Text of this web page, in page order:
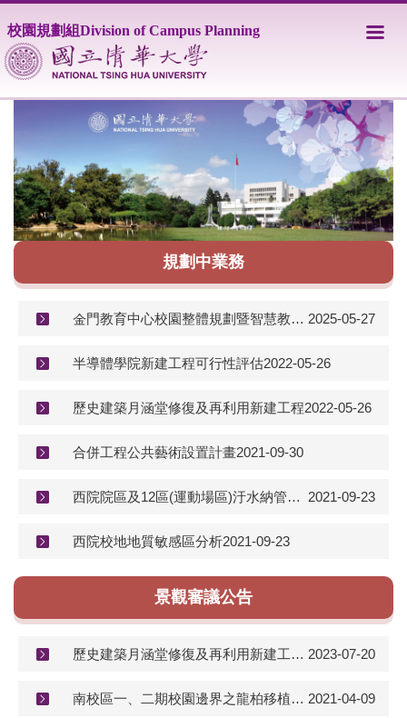
到
主
要
校園規劃組Division of Campus Planning
規劃中業務
金門教育中心校園整體規劃暨智慧教學大樓可行性評估 2025-05-27
半導體學院新建工程可行性評估2022-05-26
歷史建築月涵堂修復及再利用新建工程2022-05-26
合併工程公共藝術設置計畫2021-09-30
西院院區及12區(運動場區)汙水納管工程規劃 2021-09-23
西院校地地質敏感區分析2021-09-23
景觀審議公告
歷史建築月涵堂修復及再利用新建工程案 審議公告 2023-07-20
南校區一、二期校園邊界之龍柏移植案 審議公告 2021-04-09